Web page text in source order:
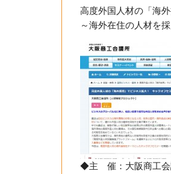
高度外国人材の「海
～海外在住の人材を
◆主 催：大阪商工会